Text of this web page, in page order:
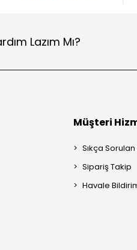
Lazım Mı?
Müşteri
Sıkça
Sipariş Takip
Havale